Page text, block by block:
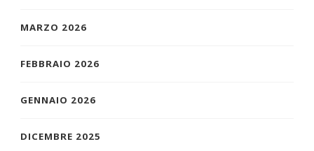
MARZO 2026
FEBBRAIO 2026
GENNAIO 2026
DICEMBRE 2025